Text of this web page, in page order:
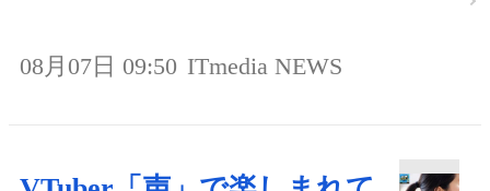
08月07日 09:50 ITmedia NEWS